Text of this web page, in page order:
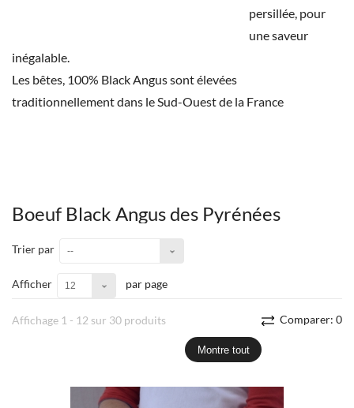
persillée, pour
une saveur
inégalable.
Les bêtes, 100% Black Angus sont élevées
traditionnellement dans le Sud-Ouest de la France
Boeuf Black Angus des Pyrénées
Trier par --
Afficher 12 par page
Comparer: 0
Affichage 1 - 12 sur 30 produits
Montre tout